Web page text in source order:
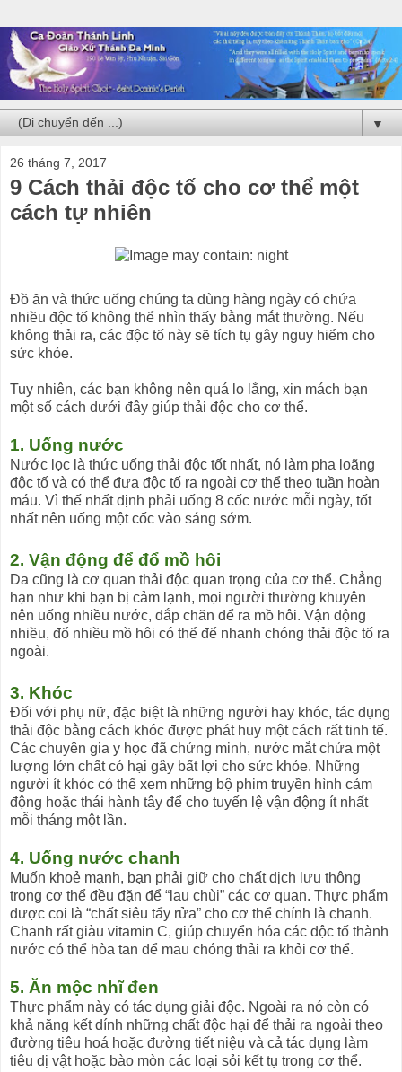
▼
26 tháng 7, 2017
9 Cách thải độc tố cho cơ t hể một
cách tự nhiên
Đồ ăn và thức uống chúng ta dùng hàng ngày có chứa
nhiều độc tố không thể nhìn thấy bằng mắt thường. Nếu
không thải ra, các độc tố này sẽ tích tụ gây nguy hiểm cho
sức khỏe.
Tuy nhiên, các bạn không nên quá lo lắng, xin mách bạn
một số cách dưới đây giúp thải độc cho cơ thể.
1. Uống nước
Nước lọc là thức uống thải độc tốt nhất, nó làm pha loãng
độc tố và có thể đưa độc tố ra ngoài cơ thể theo tuần hoàn
máu. Vì thế nhất định phải uống 8 cốc nước mỗi ngày, tốt
nhất nên uống một cốc vào sáng sớm.
2. Vận động để đổ mồ hôi
Da cũng là cơ quan thải độc quan trọng của cơ thể. Chẳng
hạn như khi bạn bị cảm lạnh, mọi người thường khuyên
nên uống nhiều nước, đắp chăn để ra mồ hôi. Vận động
nhiều, đổ nhiều mồ hôi có thể để nhanh chóng thải độc tố ra
ngoài.
3. Khóc
Đối với phụ nữ, đặc biệt là những người hay khóc, tác dụng
thải độc bằng cách khóc được phát huy một cách rất tinh tế.
Các chuyên gia y học đã chứng minh, nước mắt chứa một
lượng lớn chất có hại gây bất lợi cho sức khỏe. Những
người ít khóc có thể xem những bộ phim truyền hình cảm
động hoặc thái hành tây để cho tuyến lệ vận động ít nhất
mỗi tháng một lần.
4. Uống nước chanh
Muốn khoẻ mạnh, bạn phải giữ cho chất dịch lưu thông
trong cơ thể đều đặn để “lau chùi” các cơ quan. Thực phẩm
được coi là “chất siêu tẩy rửa” cho cơ thể chính là chanh.
Chanh rất giàu vitamin C, giúp chuyển hóa các độc tố thành
nước có thể hòa tan để mau chóng thải ra khỏi cơ thể.
5. Ăn mộc nhĩ đen
Thực phẩm này có tác dụng giải độc. Ngoài ra nó còn có
khả năng kết dính những chất độc hại để thải ra ngoài theo
đường tiêu hoá hoặc đường tiết niệu và cả tác dụng làm
tiêu dị vật hoặc bào mòn các loại sỏi kết tụ trong cơ thể.